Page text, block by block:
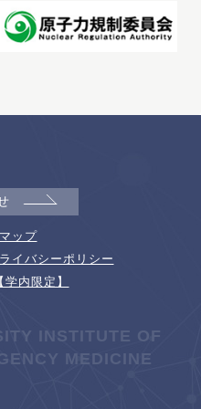
ップ
イバシーポリシー
内限定】
INSTITUTE OF
MEDICINE